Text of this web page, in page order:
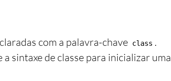
com a palavra-chave class .
sintaxe de classe para inicializar uma